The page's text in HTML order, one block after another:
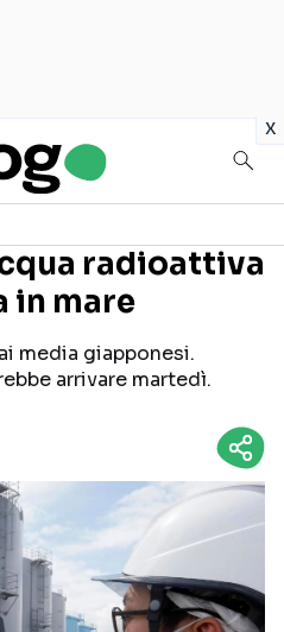
x
sui social
radioattiva
in mare
media giapponesi.
arrivare martedì.